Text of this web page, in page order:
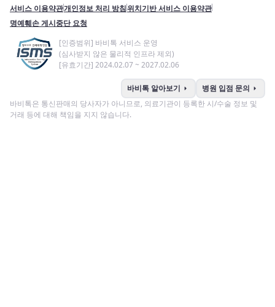
서비스 이용약관개인정보 처리 방침위치기반 서비스 이용약관
명예훼손 게시중단 요청
[인증범위] 바비톡 서비스 운영
(심사받지 않은 물리적 인프라 제외)
[유효기간] 2024.02.07 ~ 2027.02.06
바비톡 알아보기 arrow_right 병원 입점 문의 arrow_right
바비톡은 통신판매의 당사자가 아니므로, 의료기관이 등록한 시/수술 정보 및
거래 등에 대해 책임을 지지 않습니다.